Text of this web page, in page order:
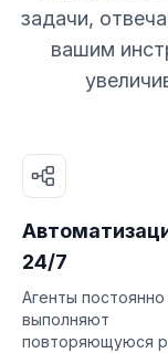
задачи,
вашим
24/7
Агенты постоянно
выполняют
повторяющуюся